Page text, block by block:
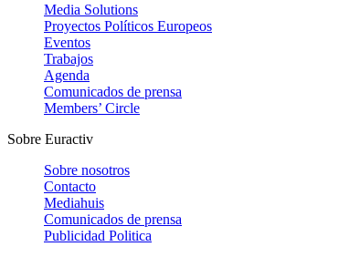
Media Solutions
Proyectos Políticos Europeos
Eventos
Trabajos
Agenda
Comunicados de prensa
Members’ Circle
Sobre Euractiv
Sobre nosotros
Contacto
Mediahuis
Comunicados de prensa
Publicidad Politica